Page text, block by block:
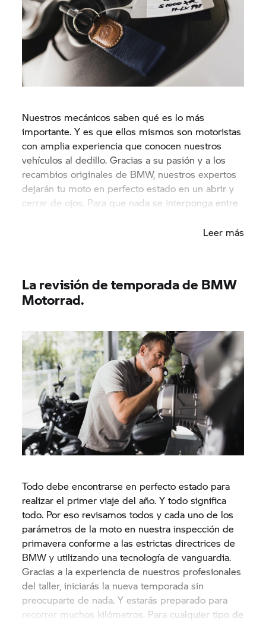
Nuestros mecánicos saben qué es lo más
importante. Y es que ellos mismos son motoristas
con amplia experiencia que conocen nuestros
vehículos al dedillo. Gracias a su pasión y a los
recambios originales de BMW, nuestros expertos
dejarán tu moto en perfecto estado en un abrir y
cerrar de ojos. Para que nada se interponga entre
Leer más
La revisión de temporada de BMW
Motorrad.
Todo debe encontrarse en perfecto estado para
realizar el primer viaje del año. Y todo significa
todo. Por eso revisamos todos y cada uno de los
parámetros de la moto en nuestra inspección de
primavera conforme a las estrictas directrices de
BMW y utilizando una tecnología de vanguardia.
Gracias a la experiencia de nuestros profesionales
del taller, iniciarás la nueva temporada sin
preocuparte de nada. Y estarás preparado para
recorrer muchos kilómetros. Para cualquier tipo de